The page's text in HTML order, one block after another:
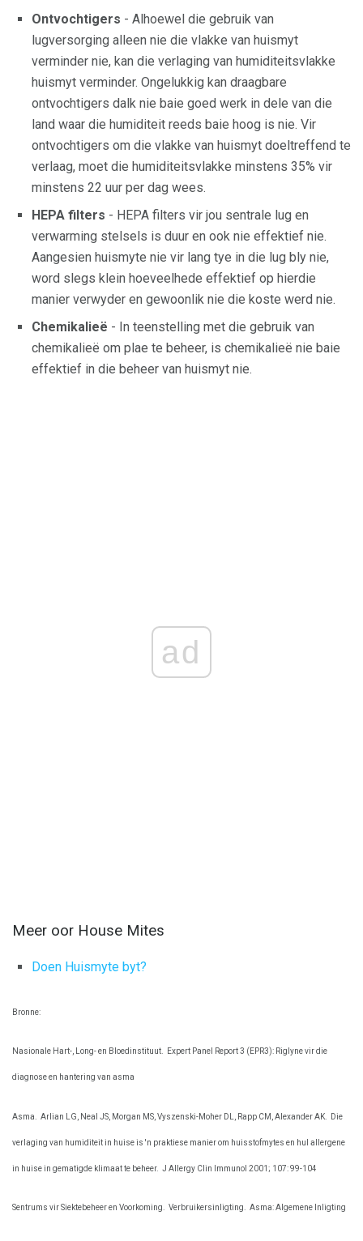
Ontvochtigers - Alhoewel die gebruik van
lugversorging alleen nie die vlakke van huismyt
verminder nie, kan die verlaging van humiditeitsvlakke
huismyt verminder. Ongelukkig kan draagbare
ontvochtigers dalk nie baie goed werk in dele van die
land waar die humiditeit reeds baie hoog is nie. Vir
ontvochtigers om die vlakke van huismyt doeltreffend te
verlaag, moet die humiditeitsvlakke minstens 35% vir
minstens 22 uur per dag wees.
HEPA filters - HEPA filters vir jou sentrale lug en
verwarming stelsels is duur en ook nie effektief nie.
Aangesien huismyte nie vir lang tye in die lug bly nie,
word slegs klein hoeveelhede effektief op hierdie
manier verwyder en gewoonlik nie die koste werd nie.
Chemikalieë - In teenstelling met die gebruik van
chemikalieë om plae te beheer, is chemikalieë nie baie
effektief in die beheer van huismyt nie.
ad
Meer oor House Mites
Doen Huismyte byt?
Bronne:
Nasionale Hart-, Long- en Bloedinstituut. Expert Panel Report 3 (EPR3): Riglyne vir die
diagnose en hantering van asma
Asma. Arlian LG, Neal JS, Morgan MS, Vyszenski-Moher DL, Rapp CM, Alexander AK. Die
verlaging van humiditeit in huise is 'n praktiese manier om huisstofmytes en hul allergene
in huise in gematigde klimaat te beheer. J Allergy Clin Immunol 2001; 107: 99-104
Sentrums vir Siektebeheer en Voorkoming. Verbruikersinligting. Asma: Algemene Inligting